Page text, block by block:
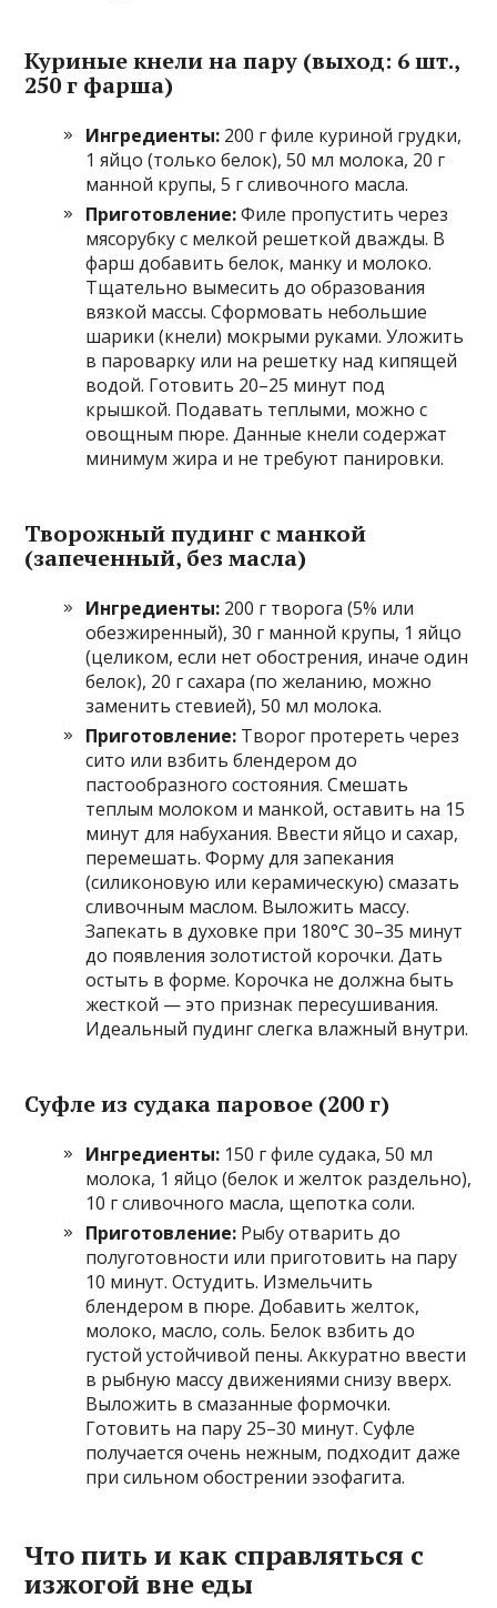
Куриные кнели на пару (выход: 6 шт.,
250 г фарша)
Ингредиенты: 200 г филе куриной грудки,
1 яйцо (только белок), 50 мл молока, 20 г
манной крупы, 5 г сливочного масла.
Приготовление:Филе пропустить через
мясорубку с мелкой решеткой дважды. В
фарш добавить белок, манку и молоко.
Тщательно вымесить до образования
вязкой массы. Сформовать небольшие
шарики (кнели) мокрыми руками. Уложить
в пароварку или на решетку над кипящей
водой. Готовить 20–25 минут под
крышкой. Подавать теплыми, можно с
овощным пюре. Данные кнели содержат
минимум жира и не требуют панировки.
Творожный пудинг с манкой
(запеченный, без масла)
Ингредиенты: 200 г творога (5% или
обезжиренный), 30 г манной крупы, 1 яйцо
(целиком, если нет обострения, иначе один
белок), 20 г сахара (по желанию, можно
заменить стевией), 50 мл молока.
Приготовление: Творог протереть через
сито или взбить блендером до
пастообразного состояния. Смешать
теплым молоком и манкой, оставить на 15
минут для набухания. Ввести яйцо и сахар,
перемешать. Форму для запекания
(силиконовую или керамическую) смазать
сливочным маслом. Выложить массу.
Запекать в духовке при 180°C 30–35 минут
до появления золотистой корочки. Дать
остыть в форме. Корочка не должна быть
жесткой — это признак пересушивания.
Идеальный пудинг слегка влажный внутри.
Суфле из судака паровое (200 г)
Ингредиенты: 150 г филе судака, 50 мл
молока, 1 яйцо (белок и желток раздельно),
10 г сливочного масла, щепотка соли.
Приготовление: Рыбу отварить до
полуготовности или приготовить на пару
10 минут. Остудить. Измельчить
блендером в пюре. Добавить желток,
молоко, масло, соль. Белок взбить до
густой устойчивой пены. Аккуратно ввести
в рыбную массу движениями снизу вверх.
Выложить в смазанные формочки.
Готовить на пару 25–30 минут. Суфле
получается очень нежным, подходит даже
при сильном обострении эзофагита.
Что пить и как справляться с
изжогой вне еды